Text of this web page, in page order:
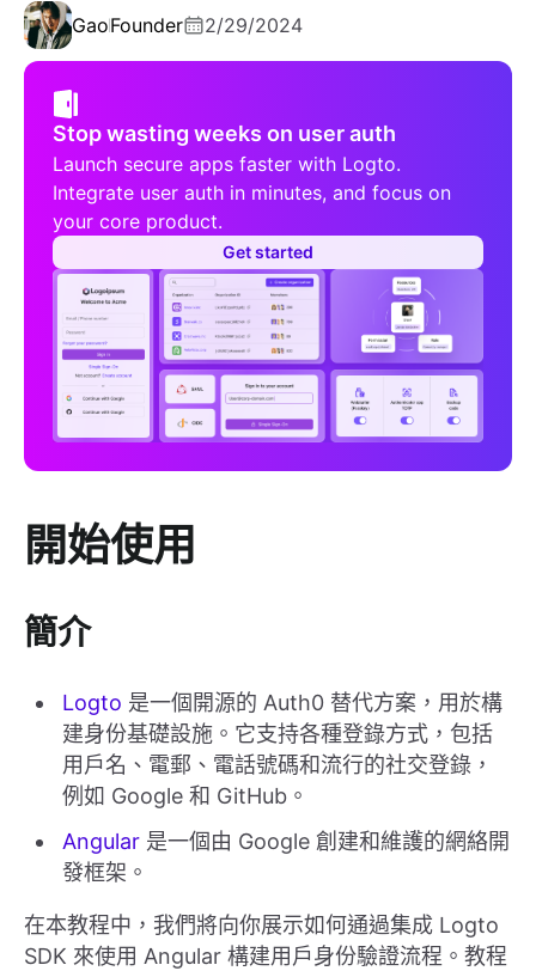
GaoFounder 2/29/2024
Stop wasting weeks on user auth
Launch secure apps faster with Logto.
Integrate user auth in minutes, and focus on
your core product.
Get started
開始使用
簡介
Logto 是一個開源的 Auth0 替代方案，用於構
建身份基礎設施。它支持各種登錄方式，包括
用戶名、電郵、電話號碼和流行的社交登錄，
例如 Google 和 GitHub。
Angular 是一個由 Google 創建和維護的網絡開
發框架。
在本教程中，我們將向你展示如何通過集成 Logto
SDK 來使用 Angular 構建用戶身份驗證流程。教程